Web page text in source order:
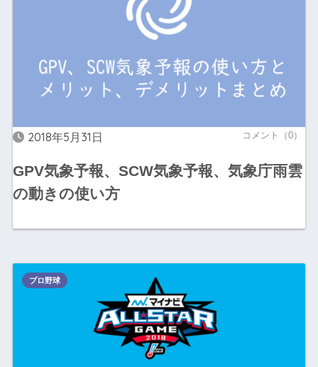
2018年5月31日 コメント（0）
GPV気象予報、SCW気象予報、気象庁雨雲
の動きの使い方
プロ野球